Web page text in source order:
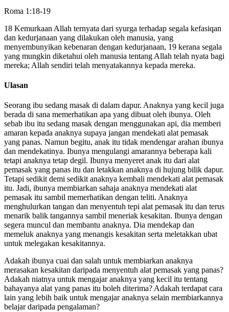
Roma 1:18-19
18 Kemurkaan Allah ternyata dari syurga terhadap segala kefasiqan
dan kedurjanaan yang dilakukan oleh manusia, yang
menyembunyikan kebenaran dengan kedurjanaan, 19 kerana segala
yang mungkin diketahui oleh manusia tentang Allah telah nyata bagi
mereka; Allah sendiri telah menyatakannya kepada mereka.
Ulasan
Seorang ibu sedang masak di dalam dapur. Anaknya yang kecil juga
berada di sana memerhatikan apa yang dibuat oleh ibunya. Oleh
sebab ibu itu sedang masak dengan menggunakan api, dia memberi
amaran kepada anaknya supaya jangan mendekati alat pemasak
yang panas. Namun begitu, anak itu tidak mendengar arahan ibunya
dan mendekatinya. Ibunya mengulangi amarannya beberapa kali
tetapi anaknya tetap degil. Ibunya menyeret anak itu dari alat
pemasak yang panas itu dan letakkan anaknya di hujung bilik dapur.
Tetapi sedikit demi sedikit anaknya kembali mendekati alat pemasak
itu. Jadi, ibunya membiarkan sahaja anaknya mendekati alat
pemasak itu sambil memerhatikan dengan teliti. Anaknya
menghulurkan tangan dan menyentuh tepi alat pemasak itu dan terus
menarik balik tangannya sambil meneriak kesakitan. Ibunya dengan
segera muncul dan membantu anaknya. Dia mendekap dan
memeluk anaknya yang menangis kesakitan serta meletakkan ubat
untuk melegakan kesakitannya.
Adakah ibunya cuai dan salah untuk membiarkan anaknya
merasakan kesakitan daripada menyentuh alat pemasak yang panas?
Adakah niatnya untuk mengajar anaknya yang kecil itu tentang
bahayanya alat yang panas itu boleh diterima? Adakah terdapat cara
lain yang lebih baik untuk mengajar anaknya selain membiarkannya
belajar daripada pengalaman?